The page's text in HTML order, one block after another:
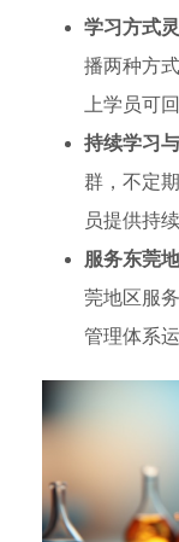
学习方式
播两种方
上学员可
持续学习
群，不定
员提供持
服务东莞
莞地区服
管理体系